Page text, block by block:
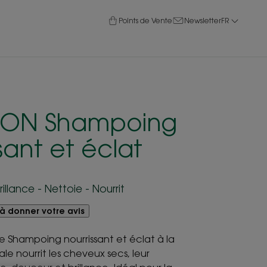
Points de Vente NewsletterFR
Shampoing
et éclat
- Nettoie - Nourrit
donner votre avis
Shampoing nourrissant et éclat à la
nourrit les cheveux secs, leur